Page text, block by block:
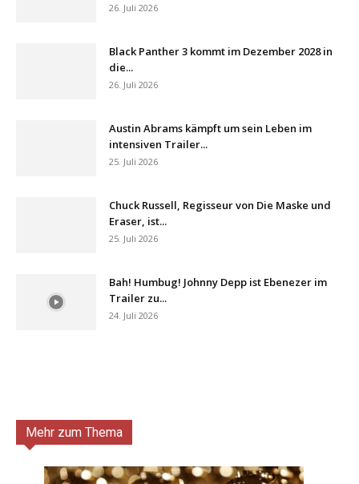
26. Juli 2026
Black Panther 3 kommt im Dezember 2028 in
die...
26. Juli 2026
Austin Abrams kämpft um sein Leben im
intensiven Trailer...
25. Juli 2026
Chuck Russell, Regisseur von Die Maske und
Eraser, ist...
25. Juli 2026
Bah! Humbug! Johnny Depp ist Ebenezer im
Trailer zu...
24. Juli 2026
Mehr zum Thema